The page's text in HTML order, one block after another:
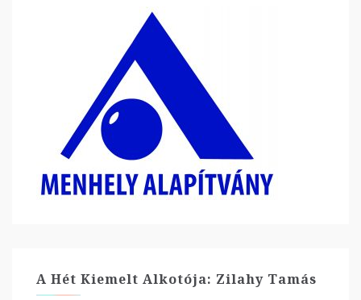
A Hét Kiemelt Alkotója: Zilahy Tamás